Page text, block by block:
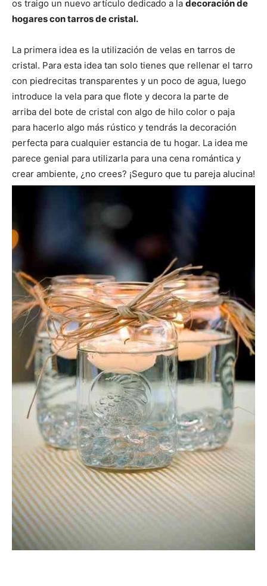
i
r
e
e
r
)
i
r
e
k i
e
s i ip
os traigo un nuevo artículo dedicado a la decoración de
hogares con tarros de cristal.
La primera idea es la utilización de velas en tarros de
cristal. Para esta idea tan solo tienes que rellenar el tarro
con piedrecitas transparentes y un poco de agua, luego
introduce la vela para que flote y decora la parte de
arriba del bote de cristal con algo de hilo color o paja
para hacerlo algo más rústico y tendrás la decoración
perfecta para cualquier estancia de tu hogar. La idea me
parece genial para utilizarla para una cena romántica y
crear ambiente, ¿no crees? ¡Seguro que tu pareja alucina!